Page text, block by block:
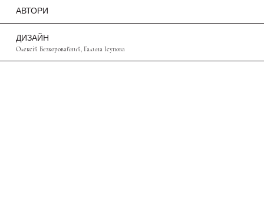
ДИЗАЙН
Олексій Безкоровайний, Галина Ісупова
АВТОРИ